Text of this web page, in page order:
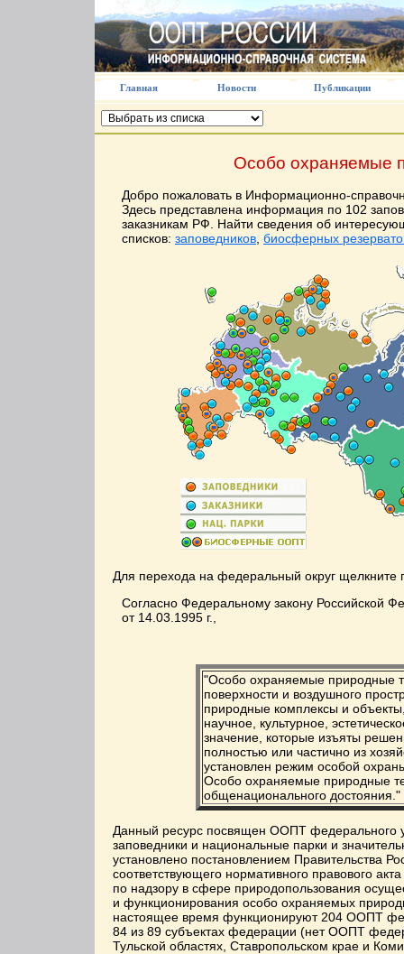
Главная Новости Публикации
Особо охраняемые
Добро пожаловать в Информационно-
Здесь представлена информация по 102
заказникам РФ. Найти сведения об
списков: заповедников биосферных
Для перехода на федеральный округ
Согласно Федеральному закону Российской
от 14.03.1995 г.,
"Особо охраняемые природные
поверхности и воздушного
природные комплексы и
научное, культурное,
значение, которые изъяты
полностью или частично из
установлен режим особой
Особо охраняемые природные
общенационального достояния."
Данный ресурс посвящен ООПТ федерального
заповедники и национальные парки и
установлено постановлением Правительства
соответствующего нормативного правового
по надзору в сфере природопользования
и функционирования особо охраняемых
настоящее время функционируют 204 ООПТ
84 из 89 субъектах федерации (нет ООПТ
Тульской областях, Ставропольском крае и